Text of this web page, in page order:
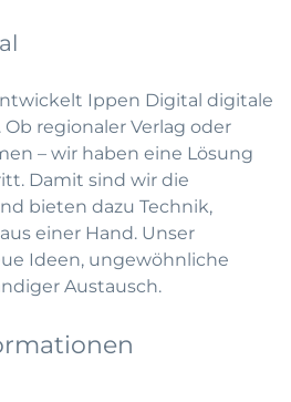
Ippen Digital digitale
regionaler Verlag oder
– wir haben eine Lösung
Damit sind wir die
bieten dazu Technik,
einer Hand. Unser
Ideen, ungewöhnliche
Austausch.